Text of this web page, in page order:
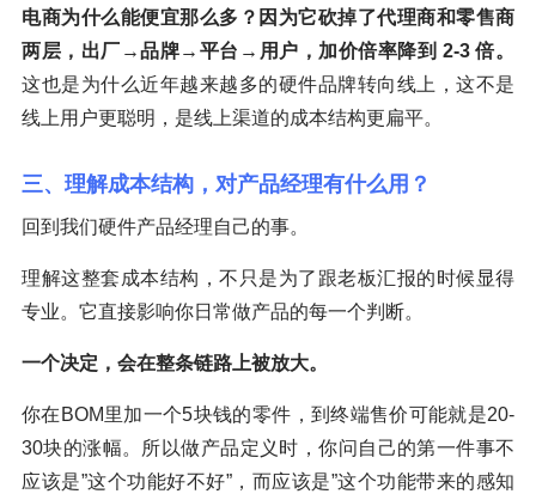
电商为什么能便宜那么多？因为它砍掉了代理商和零售商
两层，出厂→品牌→平台→用户，加价倍率降到 2-3 倍。
这也是为什么近年越来越多的硬件品牌转向线上，这不是
线上用户更聪明，是线上渠道的成本结构更扁平。
三、理解成本结构，对产品经理有什么用？
回到我们硬件产品经理自己的事。
理解这整套成本结构，不只是为了跟老板汇报的时候显得
专业。它直接影响你日常做产品的每一个判断。
一个决定，会在整条链路上被放大。
你在BOM里加一个5块钱的零件，到终端售价可能就是20-
30块的涨幅。所以做产品定义时，你问自己的第一件事不
应该是”这个功能好不好”，而应该是”这个功能带来的感知